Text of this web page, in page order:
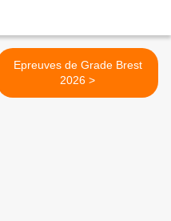
Epreuves de Grade Brest
2026 >